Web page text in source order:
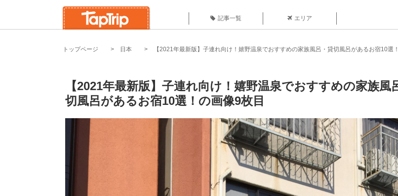
記事一覧 エリア
トップページ 日本 【2021年最新版】子連れ向け！嬉野温泉でおすすめの家族風呂・貸切風呂があるお宿10選！
【2021年最新版】子連れ向け！嬉野温泉でおすすめの家族風
切風呂があるお宿10選！の画像9枚目